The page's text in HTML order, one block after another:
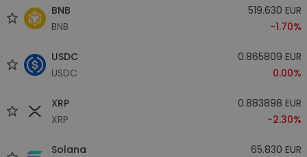
BNB
BNB
519.630 EUR
-1.70%
USDC
USDC
0.865809 EUR
0.00%
XRP
XRP
0.883898 EUR
-2.30%
Solana
65.830 EUR